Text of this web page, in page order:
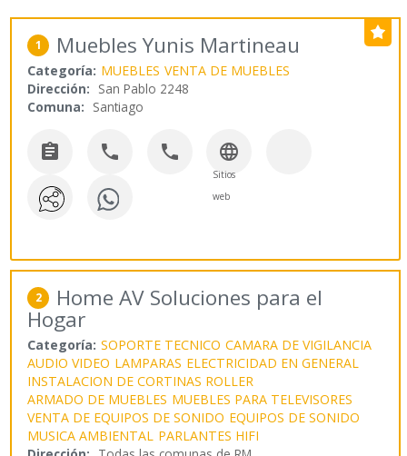
1 Muebles Yunis Martineau
Categoría: MUEBLES VENTA DE MUEBLES
Dirección: San Pablo 2248
Comuna: Santiago
   
Sitios
web
2 Home AV Soluciones para el
Hogar
Categoría: SOPORTE TECNICO CAMARA DE VIGILANCIA
AUDIO VIDEO LAMPARAS ELECTRICIDAD EN GENERAL
INSTALACION DE CORTINAS ROLLER
ARMADO DE MUEBLES MUEBLES PARA TELEVISORES
VENTA DE EQUIPOS DE SONIDO EQUIPOS DE SONIDO
MUSICA AMBIENTAL PARLANTES HIFI